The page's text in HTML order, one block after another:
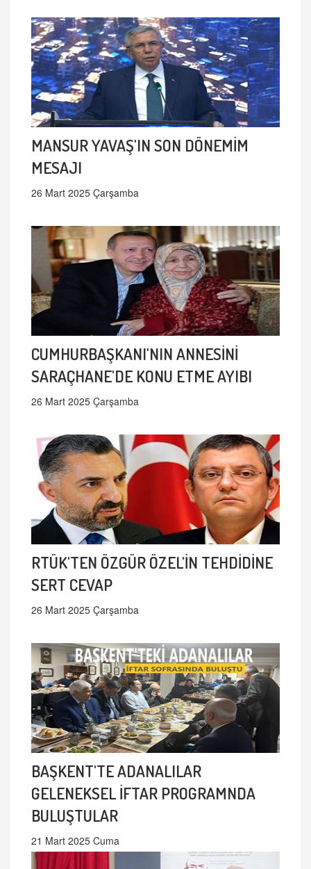
MANSUR YAVAŞ'IN SON DÖNEMİM
MESAJI
26 Mart 2025 Çarşamba
CUMHURBAŞKANI'NIN ANNESİNİ
SARAÇHANE'DE KONU ETME AYIBI
26 Mart 2025 Çarşamba
RTÜK'TEN ÖZGÜR ÖZEL'İN TEHDİDİNE
SERT CEVAP
26 Mart 2025 Çarşamba
BAŞKENT'TE ADANALILAR
GELENEKSEL İFTAR PROGRAMNDA
BULUŞTULAR
21 Mart 2025 Cuma